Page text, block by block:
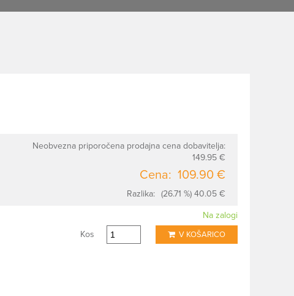
Neobvezna priporočena prodajna cena dobavitelja:
149.95 €
Cena: 109.90 €
Razlika: (26.71 %) 40.05 €
Na zalogi
Kos
V KOŠARICO